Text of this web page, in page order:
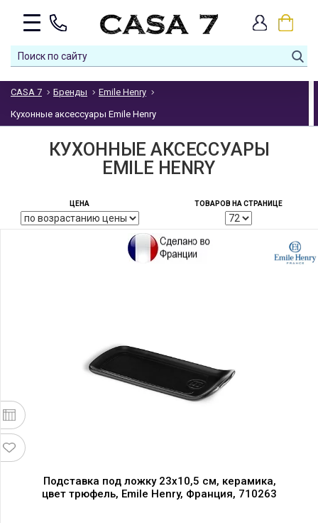
CASA 7 Бренды Emile Henry
Кухонные аксессуары Emile Henry
КУХОННЫЕ АКСЕССУАРЫ
EMILE HENRY
ЦЕНА ТОВАРОВ НА СТРАНИЦЕ
Подставка под ложку 23х10,5 см, керамика,
цвет трюфель, Emile Henry, Франция, 710263